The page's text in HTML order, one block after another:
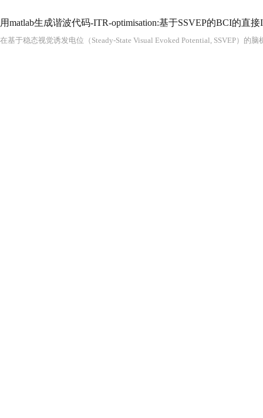
用matlab生成谐波代码-ITR-optimisation:基于SSVEP的BCI的直接